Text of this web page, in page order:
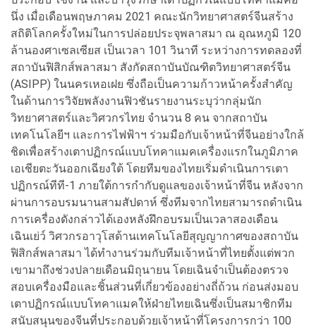
นึ่ง เมื่อเดือนพฤษภาคม 2021 คณะนักวิทยาศาสตร์จีนสร้าง
สถิติโลกครั้งใหม่ในการปล่อยประจุพลาสมา ณ อุณหภูมิ 120
ล้านองศาเซลเซียส เป็นเวลา 101 วินาที ระหว่างการทดลองที่
สถาบันฟิสิกส์พลาสมา สังกัดสถาบันบัณฑิตวิทยาศาสตร์จีน
(ASIPP) ในนครเหอเฝย ซึ่งถือเป็นความก้าวหน้าครั้งสำคัญ
ในด้านการวิจัยพลังงานฟิวชันรายงานระบุว่ากลุ่มนัก
วิทยาศาสตร์และวิศวกรไทย จำนวน 8 คน จากสถาบัน
เทคโนโลยีฯ และการไฟฟ้าฯ ร่วมมือกับเจ้าหน้าที่จีนอย่างใกล้
ชิดเพื่อสร้างเตาปฏิกรณ์แบบโทคาแมคเครื่องแรกในภูมิภาค
เอเชียตะวันออกเฉียงใต้ โดยทีมของไทยเริ่มดำเนินการเตา
ปฏิกรณ์ทีที-1 ภายใต้การกำกับดูแลของเจ้าหน้าที่จีน หลังจาก
ผ่านการอบรมนานสามสัปดาห์ ซึ่งทีมจากไทยสามารถดำเนิน
การเครื่องดังกล่าวได้เองหลังฝึกอบรมเป็นเวลาสองเดือน
เฉินเย่ว์ วิศวกรอาวุโสด้านเทคโนโลยีสุญญากาศของสถาบัน
ฟิสิกส์พลาสมา ได้ทำงานร่วมกับทีมเจ้าหน้าที่ไทยตั้งแต่พวก
เขามาถึงช่วงปลายเดือนมิถุนายน โดยเฉินจำเป็นต้องตรวจ
สอบเครื่องมือและชิ้นส่วนที่เกี่ยวข้องอย่างถี่ถ้วน ก่อนส่งมอบ
เตาปฏิกรณ์แบบโทคาแมคให้ฝ่ายไทยเฉินซึ่งเป็นสมาชิกทีม
สนับสนุนของจีนที่ประกอบด้วยเจ้าหน้าที่โครงการกว่า 100